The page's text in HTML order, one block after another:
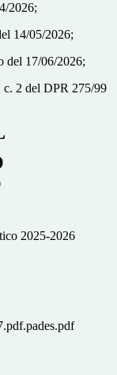
2026;
14/05/2026;
del 17/06/2026;
c. 2 del DPR 275/99